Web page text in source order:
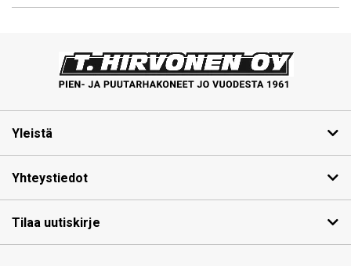
Yleistä
Yhteystiedot
Tilaa uutiskirje